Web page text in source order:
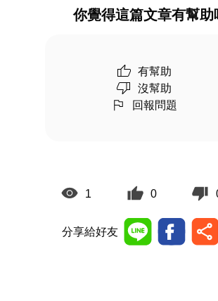
你覺得這篇文章有幫助
有幫助
沒幫助
回報問題
1 0
分享給好友